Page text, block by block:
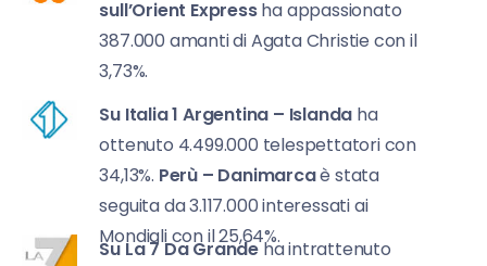
sull’Orient Expressha appassionato
387.000 amanti di Agata Christie con il
3,73%.
Su Italia 1 Argentina – Islanda ha
ottenuto 4.499.000 telespettatori con
34,13%. Perù – Danimarcaè stata
seguita da 3.117.000 interessati ai
Mondiali con il 25,64%.
Su La 7Da Grandeha intrattenuto